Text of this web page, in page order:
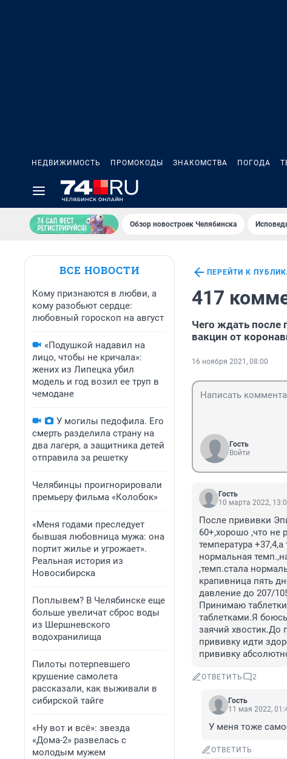
НЕДВИЖИМОСТЬ ПРОМОКОДЫ ЗНАКОМСТВА ПОГОДА
Обзор новостроек Челябинска
ВСЕ НОВОСТИ
Кому признаются в любви, а
кому разобьют сердце:
любовный гороскоп на август
«Подушкой надавил на
лицо, чтобы не кричала»:
жених из Липецка убил
модель и год возил ее труп в
чемодане
У могилы педофила. Его
смерть разделила страну на
два лагеря, а защитника детей
отправила за решетку
Челябинцы проигнорировали
премьеру фильма «Колобок»
«Меня годами преследует
бывшая любовница мужа: она
портит жилье и угрожает».
Реальная история из
Новосибирска
Поплывем? В Челябинске еще
больше увеличат сброс воды
из Шершневского
водохранилища
Пилоты потерпевшего
крушение самолета
рассказали, как выживали в
сибирской тайге
«Ну вот и всё»: звезда
«Дома-2» развелась с
молодым мужем
ПЕРЕЙТИ К
417
Чего ждать после
вакцин от
16 ноября 2021, 08:00
Гость
Войти
Гость
10 марта 2022,
После прививки
60+,хорошо ,что не
температура
нормальная
,темп.стала
крапивница пять
давление до 207/
Принимаю
таблетками.Я
заячий хвостик.До
прививку идти
прививку
ОТВЕТИТЬ 2
Гость
11 мая 2022,
У меня тоже
ОТВЕТИТЬ